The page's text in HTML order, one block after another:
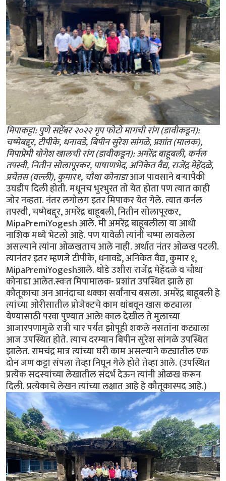
मिपाकट्टा: पुणे सप्टेंबर २०२२ गृप फोटो मागची रांग (डावीकडून):
चष्मेबद्दूर, टीपीके, धनावडे, बिपीन सुरेश सांगळे, प्रशांत (मालक),
मिपाप्रेमी योगेश खालची रांग (डावीकडून): अमरेंद्र बाहूबली, कर्नल
तपस्वी, नितीन सोलापूरकर, पाषाणभेद, अनिकेत वैद्य, राजेंद्र मेहेंदळे,
प्रचेतस (वल्ली), कुमार१, चौथा कोनाडाआज पावसाने बर्‍यापैकी
उघडीप दिली होती. मधूनच भुरभुरत तो येत होता पण त्यात काही
जोर नव्हता. नंतर लगोलग इतर मिपाकर येत गेले. त्यात कर्नल
तपस्वी, चष्मेबद्दूर, अमरेंद्र बाहूबली, नितीन सोलापूरकर,
MipaPremiYogesh आले. मी अमरेंद्र बाहूबलीला या आधी
नाशिक मध्ये भेटलो आहे. पण यावेळी त्यांनी चष्मा लावलेला
असल्याने त्यांना ओळखताच आले नाही. अर्थात नंतर ओळख पटली.
त्यानंतर इतर म्हणजे टीपीके, धनावडे, अनिकेत वैद्य, कुमार १,
MipaPremiYogeshआले. थोडे उशीरा राजेंद्र मेहेंदळे व चौथा
कोनाडा आलेत.स्वःत मिपामालक- प्रशांत उपस्थित झाले हा
कौतूकाचा अन आनंदाचा धक्का सर्वांनाच बसला. अमरेंद्र बाहूबली हे
त्यांच्या ओरीसातील प्रोजेक्टचे काम थांबवून खास कट्याला
येण्यासाठी परवा पुण्यात आले! काल देखील ते मुलाच्या
आजारपणामुळे रात्री चार पर्यंत झोपूही शकले नसतांना कट्याला
आज उपस्थित होते. त्याच दरम्यान बिपीन सुरेश सांगळे उपस्थित
झालेत. रामचंद्र मात्र त्यांच्या घरी काम असल्याने कट्यातील एक
दोन जण कट्टा संपला तेव्हा निघून गेले होते तेव्हा आले. (उपस्थित
प्रत्येक सदस्यांच्या लेखातील संदर्भ देऊन त्यांनी ओळख करून
दिली. प्रत्येकाचे लेखन त्यांच्या लक्षात आहे हे कौतूकास्पद आहे.)